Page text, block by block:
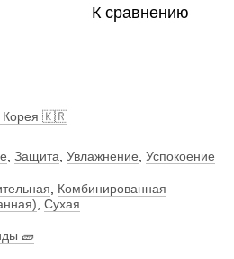
К сравнению
Корея 🇰🇷
Защита Увлажнение Успокоение
Комбинированная
Сухая
🧱